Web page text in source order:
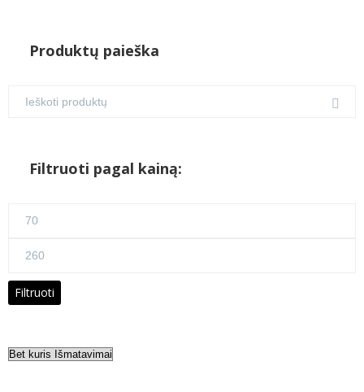
Produktų paieška
Filtruoti pagal kainą:
Maks
Filtruoti